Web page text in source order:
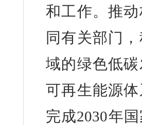
和工作。推
同有关部门
域的绿色低
可再生能源
完成2030年